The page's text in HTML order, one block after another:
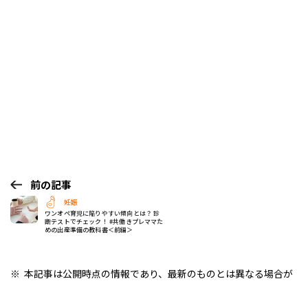
前の記事
妊娠
ワンオペ育児に陥りやすい傾向とは？ 診
断テストでチェック！ #共働きプレママた
めの出産準備の教科書＜前編＞
本記事は公開時点の情報であり、最新のものとは異なる場合が